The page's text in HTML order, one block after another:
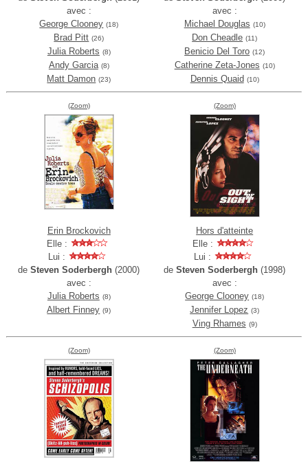
avec :
George Clooney (18)
Brad Pitt (26)
Julia Roberts (8)
Andy Garcia (8)
Matt Damon (23)
avec :
Michael Douglas (10)
Don Cheadle (11)
Benicio Del Toro (12)
Catherine Zeta-Jones (10)
Dennis Quaid (10)
(Zoom)
Erin Brockovich
Elle :
Lui :
deSteven Soderbergh (2000)
avec :
Julia Roberts (8)
Albert Finney (9)
(Zoom)
Hors d'atteinte
Elle :
Lui :
deSteven Soderbergh (1998)
avec :
George Clooney (18)
Jennifer Lopez (3)
Ving Rhames (9)
(Zoom) (Zoom)